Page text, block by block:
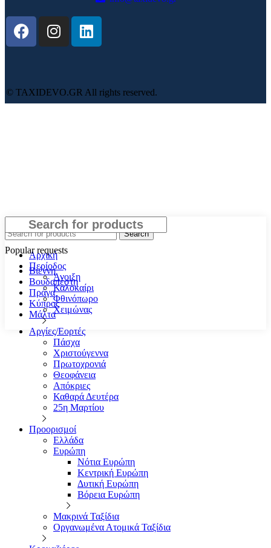
© TAXIDEVO.GR All rights reserved.
Popular requests
Βιέννη
Βουδαπέστη
Πράγα
Κύπρος
Μάλτα
Search
Αρχική
Περίοδος
Άνοιξη
Καλοκαίρι
Φθινόπωρο
Χειμώνας
Αργίες/Εορτές
Πάσχα
Χριστούγεννα
Πρωτοχρονιά
Θεοφάνεια
Απόκριες
Καθαρά Δευτέρα
25η Μαρτίου
Προορισμοί
Ελλάδα
Ευρώπη
Νότια Ευρώπη
Κεντρική Ευρώπη
Δυτική Ευρώπη
Βόρεια Ευρώπη
Μακρινά Ταξίδια
Οργανωμένα Ατομικά Ταξίδια